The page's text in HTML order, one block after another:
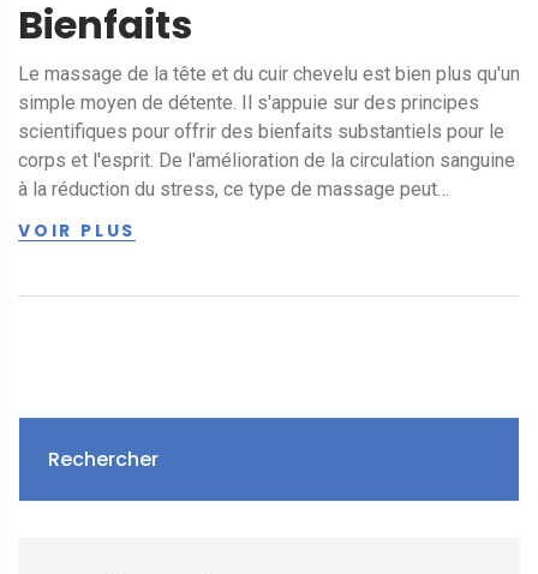
Bienfaits
Le massage de la tête et du cuir chevelu est bien plus qu'un
simple moyen de détente. Il s'appuie sur des principes
scientifiques pour offrir des bienfaits substantiels pour le
corps et l'esprit. De l'amélioration de la circulation sanguine
à la réduction du stress, ce type de massage peut
apaisante. Découvrez ce qui se passe dans le corps et le
VOIR PLUS
Rechercher